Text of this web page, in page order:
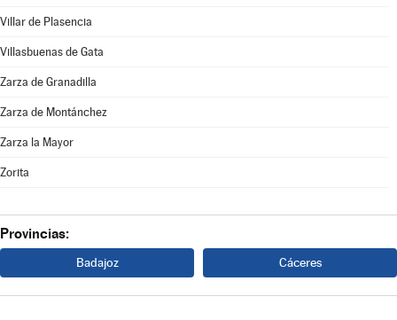
Villar de Plasencia
Villasbuenas de Gata
Zarza de Granadilla
Zarza de Montánchez
Zarza la Mayor
Zorita
Provincias:
Badajoz Cáceres